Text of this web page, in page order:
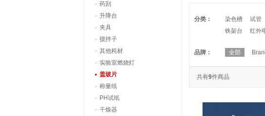
分类： 染色槽 试管
铁架台
红外
品牌： 全部
共有9件商品
药刮
升降台
夹具
搅拌子
其他耗材
实验室燃烧灯
盖玻片
称量纸
PH试纸
干燥器